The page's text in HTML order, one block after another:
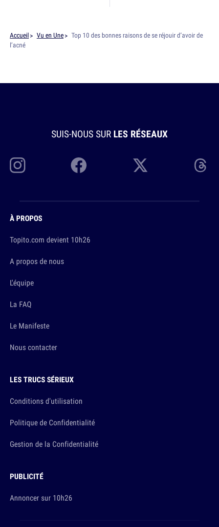
Accueil Vu en Une
Top 10 des bonnes raisons de se réjouir d’avoir de
l’acné
SUIS-NOUS SUR LES RÉSEAUX
À PROPOS
Topito.com devient 10h26
A propos de nous
L'équipe
La FAQ
Le Manifeste
Nous contacter
LES TRUCS SÉRIEUX
Conditions d'utilisation
Politique de Confidentialité
Gestion de la Confidentialité
PUBLICITÉ
Annoncer sur 10h26